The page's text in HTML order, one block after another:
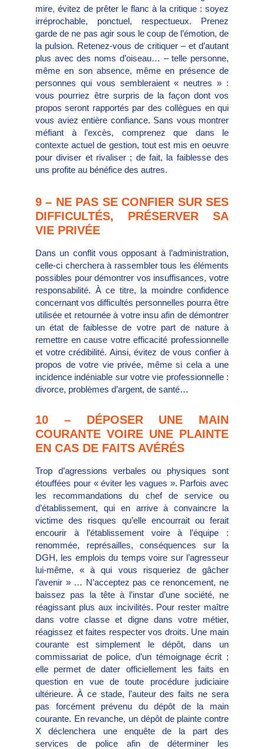
mire, évitez de prêter le flanc à la critique : soyez
irréprochable, ponctuel, respectueux. Prenez
garde de ne pas agir sous le coup de l’émotion, de
la pulsion. Retenez-vous de critiquer – et d’autant
plus avec des noms d’oiseau… – telle personne,
même en son absence, même en présence de
personnes qui vous sembleraient « neutres » :
vous pourriez être surpris de la façon dont vos
propos seront rapportés par des collègues en qui
vous aviez entière confiance. Sans vous montrer
méfiant à l’excès, comprenez que dans le
contexte actuel de gestion, tout est mis en oeuvre
pour diviser et rivaliser ; de fait, la faiblesse des
uns profite au bénéfice des autres.
9 – NE PAS SE CONFIER SUR SES
DIFFICULTÉS, PRÉSERVER SA
VIE PRIVÉE
Dans un conflit vous opposant à l’administration,
celle-ci cherchera à rassembler tous les éléments
possibles pour démontrer vos insuffisances, votre
responsabilité. À ce titre, la moindre confidence
concernant vos difficultés personnelles pourra être
utilisée et retournée à votre insu afin de démontrer
un état de faiblesse de votre part de nature à
remettre en cause votre efficacité professionnelle
et votre crédibilité. Ainsi, évitez de vous confier à
propos de votre vie privée, même si cela a une
incidence indéniable sur votre vie professionnelle :
divorce, problèmes d’argent, de santé…
10 – DÉPOSER UNE MAIN
COURANTE VOIRE UNE PLAINTE
EN CAS DE FAITS AVÉRÉS
Trop d’agressions verbales ou physiques sont
étouffées pour « éviter les vagues ». Parfois avec
les recommandations du chef de service ou
d’établissement, qui en arrive à convaincre la
victime des risques qu’elle encourrait ou ferait
encourir à l’établissement voire à l’équipe :
renommée, représailles, conséquences sur la
DGH, les emplois du temps voire sur l’agresseur
lui-même, « à qui vous risqueriez de gâcher
l’avenir » … N’acceptez pas ce renoncement, ne
baissez pas la tête à l’instar d’une société, ne
réagissant plus aux incivilités. Pour rester maître
dans votre classe et digne dans votre métier,
réagissez et faites respecter vos droits. Une main
courante est simplement le dépôt, dans un
commissariat de police, d’un témoignage écrit ;
elle permet de dater officiellement les faits en
question en vue de toute procédure judiciaire
ultérieure. À ce stade, l’auteur des faits ne sera
pas forcément prévenu du dépôt de la main
courante. En revanche, un dépôt de plainte contre
X déclenchera une enquête de la part des
services de police afin de déterminer les